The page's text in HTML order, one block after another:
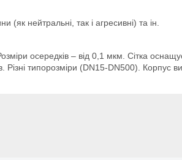
(як нейтральні, так і агресивні) та ін.
Розміри осередків – від 0,1 мкм. Сітка
Різні типорозміри (DN15-DN500). Корпус